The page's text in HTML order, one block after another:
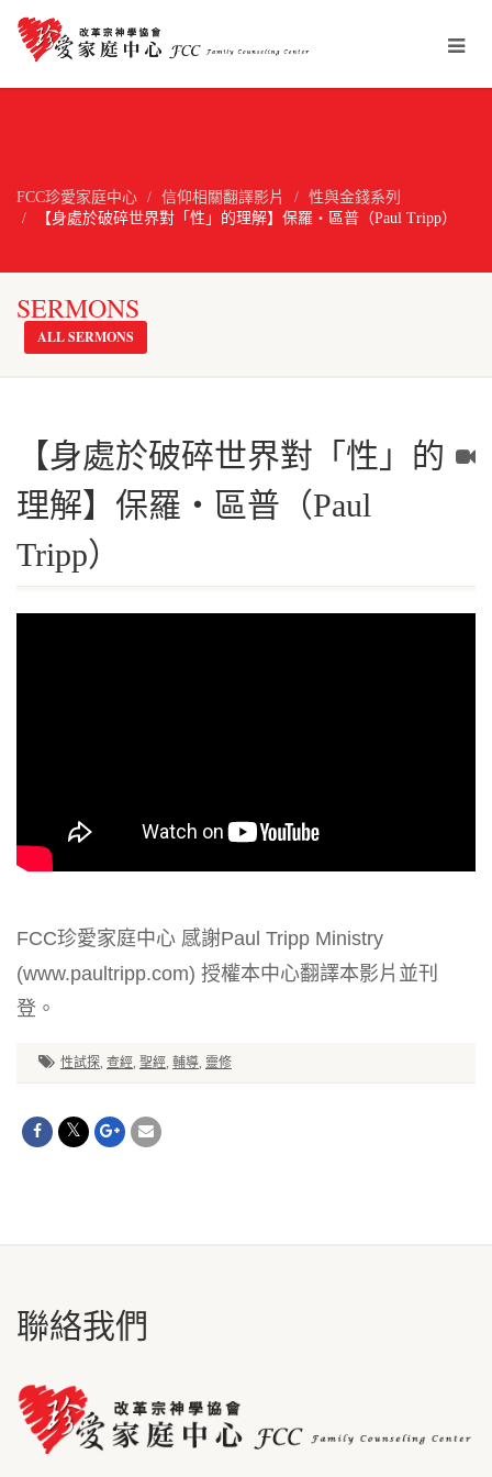
FCC珍愛家庭中心 信仰相關翻譯影片
性與金錢系列
【身處於破碎世界對「性」的理解】保羅‧區普（Paul Tripp）
SERMONS
ALL SERMONS
【身處於破碎世界對「性」的
理解】保羅‧區普（Paul
Tripp）
FCC珍愛家庭中心 感謝Paul Tripp Ministry
(www.paultripp.com) 授權本中心翻譯本影片並刊
登。
性試探, 查經, 聖經, 輔導, 靈修
聯絡我們